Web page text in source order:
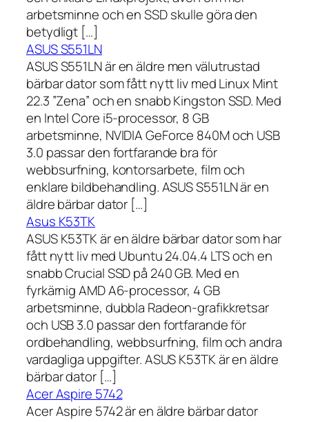
arbetsminne och en SSD skulle göra den
betydligt […]
ASUS S551LN
ASUS S551LN är en äldre men välutrustad
bärbar dator som fått nytt liv med Linux Mint
22.3 ”Zena” och en snabb Kingston SSD. Med
en Intel Core i5-processor, 8 GB
arbetsminne, NVIDIA GeForce 840M och USB
3.0 passar den fortfarande bra för
webbsurfning, kontorsarbete, film och
enklare bildbehandling. ASUS S551LN är en
äldre bärbar dator […]
Asus K53TK
ASUS K53TK är en äldre bärbar dator som har
fått nytt liv med Ubuntu 24.04.4 LTS och en
snabb Crucial SSD på 240 GB. Med en
fyrkärnig AMD A6-processor, 4 GB
arbetsminne, dubbla Radeon-grafikkretsar
och USB 3.0 passar den fortfarande för
ordbehandling, webbsurfning, film och andra
vardagliga uppgifter. ASUS K53TK är en äldre
bärbar dator […]
Acer Aspire 5742
Acer Aspire 5742 är en äldre bärbar dator